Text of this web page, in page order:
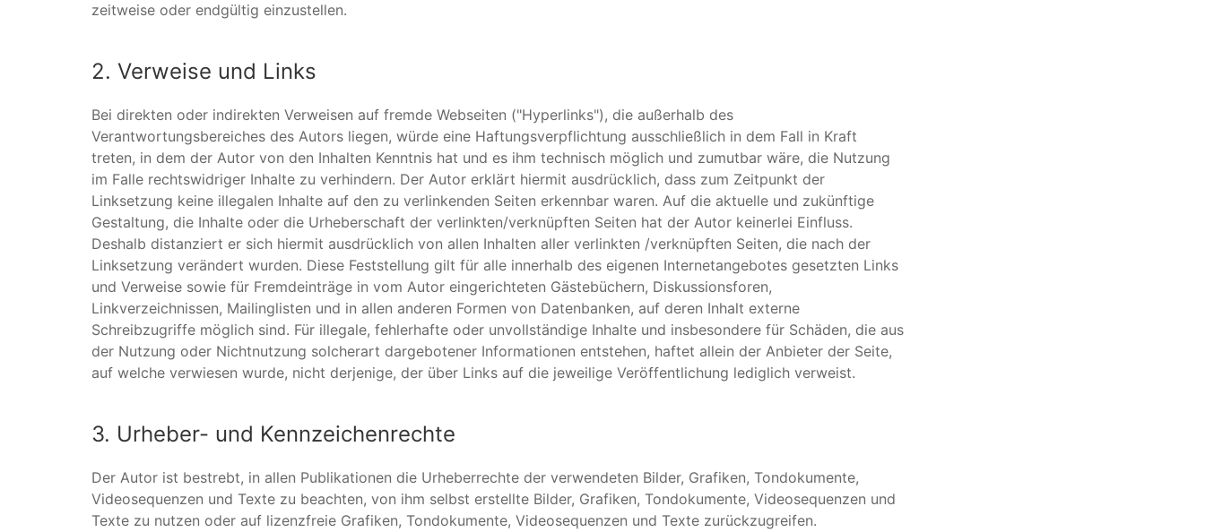
zeitweise oder endgültig einzustellen.
2. Verweise und Links
Bei direkten oder indirekten Verweisen auf fremde Webseiten ("Hyperlinks"), die außerhalb des
Verantwortungsbereiches des Autors liegen, würde eine Haftungsverpflichtung ausschließlich in dem Fall in Kraft
treten, in dem der Autor von den Inhalten Kenntnis hat und es ihm technisch möglich und zumutbar wäre, die Nutzung
im Falle rechtswidriger Inhalte zu verhindern. Der Autor erklärt hiermit ausdrücklich, dass zum Zeitpunkt der
Linksetzung keine illegalen Inhalte auf den zu verlinkenden Seiten erkennbar waren. Auf die aktuelle und zukünftige
Gestaltung, die Inhalte oder die Urheberschaft der verlinkten/verknüpften Seiten hat der Autor keinerlei Einfluss.
Deshalb distanziert er sich hiermit ausdrücklich von allen Inhalten aller verlinkten /verknüpften Seiten, die nach der
Linksetzung verändert wurden. Diese Feststellung gilt für alle innerhalb des eigenen Internetangebotes gesetzten Links
und Verweise sowie für Fremdeinträge in vom Autor eingerichteten Gästebüchern, Diskussionsforen,
Linkverzeichnissen, Mailinglisten und in allen anderen Formen von Datenbanken, auf deren Inhalt externe
Schreibzugriffe möglich sind. Für illegale, fehlerhafte oder unvollständige Inhalte und insbesondere für Schäden, die aus
der Nutzung oder Nichtnutzung solcherart dargebotener Informationen entstehen, haftet allein der Anbieter der Seite,
auf welche verwiesen wurde, nicht derjenige, der über Links auf die jeweilige Veröffentlichung lediglich verweist.
3. Urheber- und Kennzeichenrechte
Der Autor ist bestrebt, in allen Publikationen die Urheberrechte der verwendeten Bilder, Grafiken, Tondokumente,
Videosequenzen und Texte zu beachten, von ihm selbst erstellte Bilder, Grafiken, Tondokumente, Videosequenzen und
Texte zu nutzen oder auf lizenzfreie Grafiken, Tondokumente, Videosequenzen und Texte zurückzugreifen.